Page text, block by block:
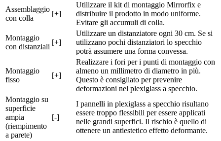
Assemblaggio
con colla
[+]
Utilizzare il kit di montaggio Mirrorfix e
distribuire il prodotto in modo uniforme.
Evitare gli accumuli di colla.
Montaggio
con distanziali
[+]
Utilizzare un distanziatore ogni 30 cm. Se si
utilizzano pochi distanziatori lo specchio
potrà assumere una forma convessa.
Montaggio
fisso
[+]
Realizzare i fori per i punti di montaggio con
almeno un millimetro di diametro in più.
Questo è consigliato per prevenire
deformazioni nel plexiglass a specchio.
Montaggio su
superficie
ampia
(riempimento
a parete)
[-]
I pannelli in plexiglass a specchio risultano
essere troppo flessibili per essere applicati
nelle grandi superfici. Il rischio è quello di
ottenere un antiestetico effetto deformante.